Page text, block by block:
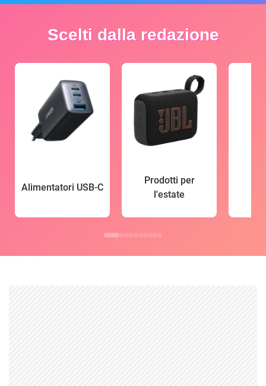
Scelti dalla redazione
Alimentatori USB-C
Prodotti per
l'estate